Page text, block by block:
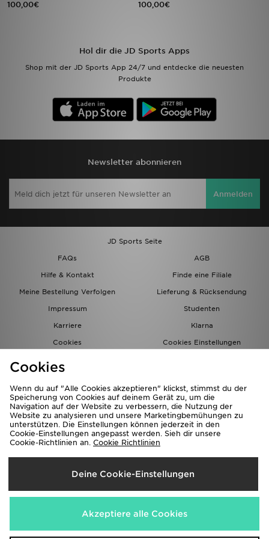
100,00€ 100,00€
Hol dir die JD Sports Apps
Shop mit der JD Sports App 24/7 und entdecke die neuesten
Produkte
Newsletter abonnieren
Anmelden
JD Sports Seite
FAQs
AGB
Hilfe & Kontakt
Finde eine Filiale
Meine Bestellung Verfolgen
Lieferung & Rücksendung
Impressum
Studenten
Karriere
Klarna
Cookies
Cookies Einstellungen
Lieferung Nach
Deutschland
Wir akzeptieren folgende Zahlungsmethoden
Geschenkgutschein
Studenten
Cookies
Wenn du auf "Alle Cookies akzeptieren" klickst, stimmst du der
Speicherung von Cookies auf deinem Gerät zu, um die
Navigation auf der Website zu verbessern, die Nutzung der
Website zu analysieren und unsere Marketingbemühungen zu
unterstützen. Die Einstellungen können jederzeit in den
Cookie-Einstellungen angepasst werden. Sieh dir unsere
Cookie-Richtlinien an. Cookie Richtlinien
Deine Cookie-Einstellungen
Akzeptiere alle Cookies